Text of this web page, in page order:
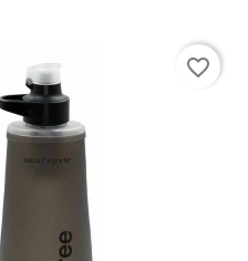
favorite_border